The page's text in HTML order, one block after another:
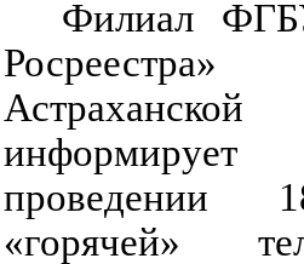
Филиал
Астраханской
проведении
«горячей»